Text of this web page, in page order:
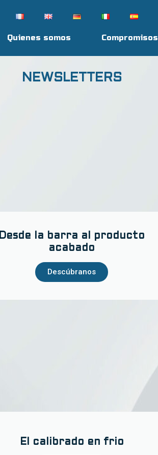
Quienes somos Compromisos
NEWSLETTERS
Desde la barra al producto
acabado
Descúbranos
El calibrado en frio